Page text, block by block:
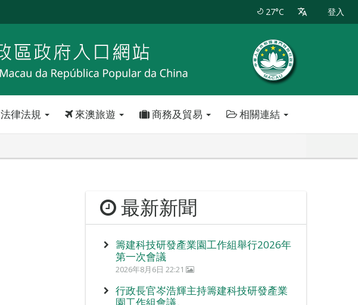
27°C 登入
法律法規 來澳旅遊 商務及貿易 相關連結
最新新聞
籌建科技研發產業園工作組舉行2026年
第一次會議
2026年8月6日 22:21
行政長官岑浩輝主持籌建科技研發產業